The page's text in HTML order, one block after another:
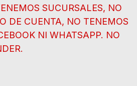
SUCURSALES, NO
DE CUENTA, NO TENEMOS
NI WHATSAPP. NO